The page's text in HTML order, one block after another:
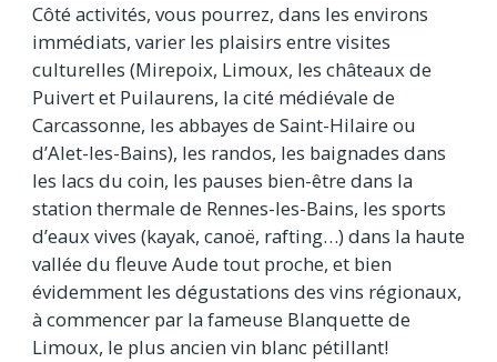
Côté activités, vous pourrez, dans les environs
immédiats, varier les plaisirs entre visites
culturelles (Mirepoix, Limoux, les châteaux de
Puivert et Puilaurens, la cité médiévale de
Carcassonne, les abbayes de Saint-Hilaire ou
d’Alet-les-Bains), les randos, les baignades dans
les lacs du coin, les pauses bien-être dans la
station thermale de Rennes-les-Bains, les sports
d’eaux vives (kayak, canoë, rafting…) dans la haute
vallée du fleuve Aude tout proche, et bien
évidemment les dégustations des vins régionaux,
à commencer par la fameuse Blanquette de
Limoux, le plus ancien vin blanc pétillant!